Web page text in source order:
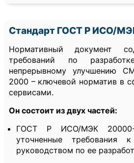
Стандарт ГОСТ Р ИСО/
Нормативный документ
требований по
непрерывному улучшению
2000 – ключевой норматив в
сервисами.
Он состоит из двух частей:
ГОСТ Р ИСО/МЭК 20000-
уточненные
руководством по ее